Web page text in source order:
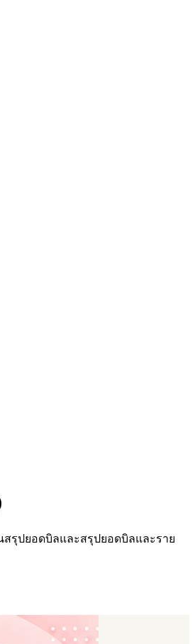
สรุปยอดบิลและสรุปยอดบิลและราย